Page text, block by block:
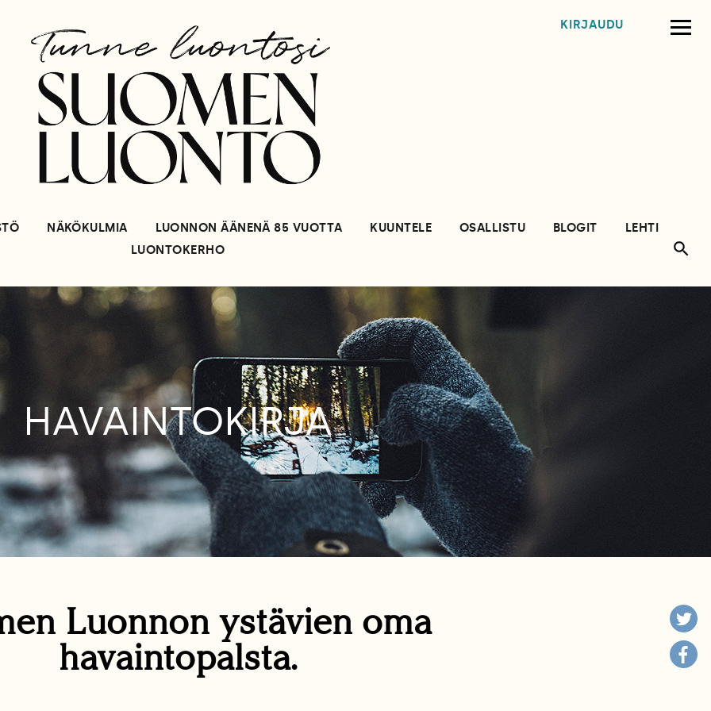
KIRJAUDU
NÄKÖKULMIA LUONNON ÄÄNENÄ 85 VUOTTA KUUNTELE OSALLISTU BLOGIT
LEHTI
LUONTOKERHO
HAVAINTOKIRJA
Luonnon ystävien oma
havaintopalsta.